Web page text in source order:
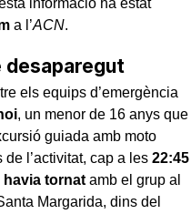
a l’ACN.
desaparegut
els equips d’emergència
, un menor de 16 anys que
guiada amb moto
l’activitat, cap a les 22:45
havia tornat amb el grup al
Margarida, dins del